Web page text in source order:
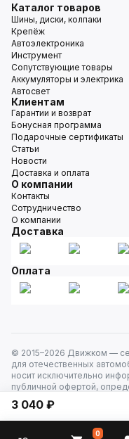
3 040 ₽
Каталог товаров
Шины, диски, колпаки
Крепёж
Автоэлектроника
Инструмент
Сопутствующие товары
Аккумуляторы и электрика
Автосвет
Клиентам
Гарантии и возврат
Бонусная программа
Подарочные сертификаты
Статьи
Новости
Доставка и оплата
О компании
Контакты
Сотрудничество
О компании
Доставка
Оплата
© 2015–2026 Движком —
для отечественных
носит исключительно
публичной офертой,
0